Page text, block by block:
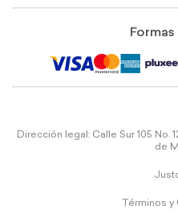
Dirección legal: Calle Sur 105 No.
de
Términos